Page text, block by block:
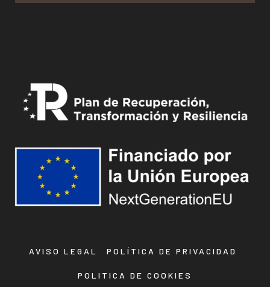
AVISO LEGAL POLÍTICA DE PRIVACIDAD
POLITICA DE COOKIES